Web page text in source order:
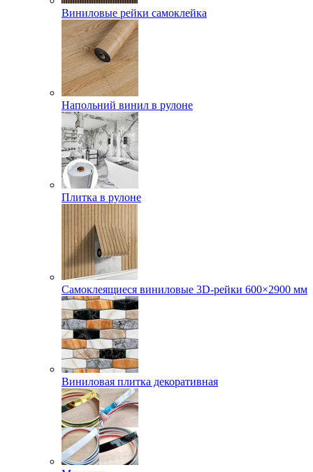
Виниловые рейки самоклейка
Напольний винил в рулоне
Плитка в рулоне
Самоклеящиеся виниловые 3D‑рейки 600×2900 мм
Виниловая плитка декоративная